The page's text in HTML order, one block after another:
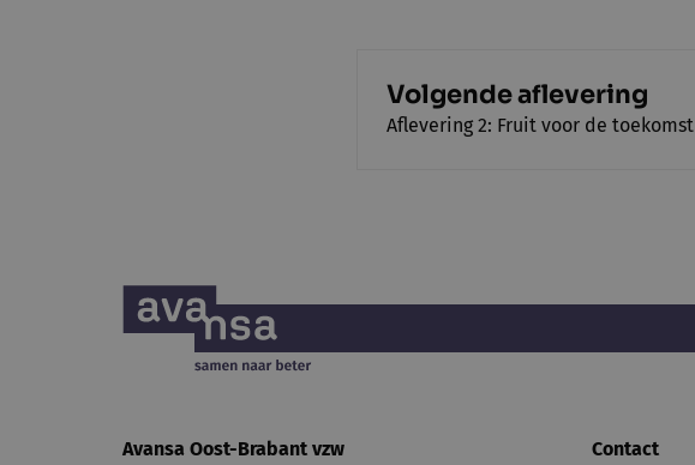
Volgende aflevering
Aflevering 2: Fruit voor de toekomst
Avansa Oost-Brabant vzw
Contact